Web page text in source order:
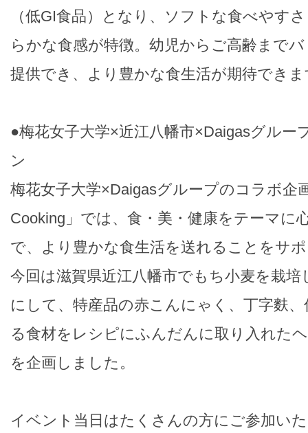
（低GI食品）となり、ソフトな食べやす
らかな食感が特徴。幼児からご高齢まで
提供でき、より豊かな食生活が期待でき
●梅花女子大学×近江八幡市×Daigasグルー
ン
梅花女子大学×Daigasグループのコラボ企
Cooking」では、食・美・健康をテーマに
で、より豊かな食生活を送れることをサ
今回は滋賀県近江八幡市でもち小麦を栽
にして、特産品の赤こんにゃく、丁字麩
る食材をレシピにふんだんに取り入れた
を企画しました。
イベント当日はたくさんの方にご参加い